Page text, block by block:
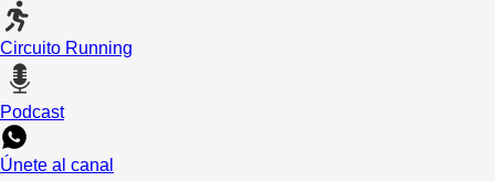
Circuito Running
Podcast
Únete al canal